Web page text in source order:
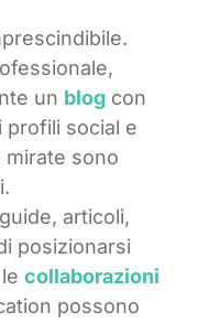
un blog con
profili social e
mirate sono
articoli,
posizionarsi
collaborazioni
possono